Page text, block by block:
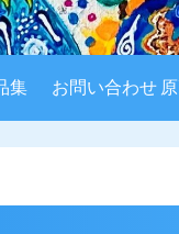
集 お問い合わせ